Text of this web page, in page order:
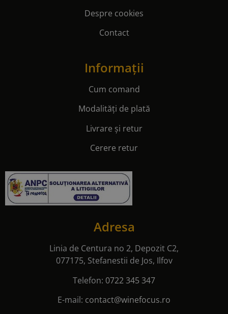
Despre cookies
Contact
Informații
Cum comand
Modalități de plată
Livrare și retur
Cerere retur
Adresa
Linia de Centura no 2, Depozit C2,
077175, Stefanestii de Jos, Ilfov
Telefon: 0722 345 347
E-mail: contact@winefocus.ro